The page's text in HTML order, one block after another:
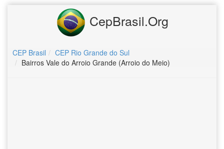
CepBrasil.Org
CEP Brasil
CEP Rio Grande do Sul
Bairros Vale do Arroio Grande (Arroio do Meio)